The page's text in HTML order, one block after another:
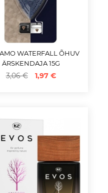
WATERFALL ÕHUV
ÄRSKENDAJA 15G
3,06 € 1,97 €